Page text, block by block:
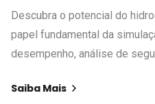
Descubra o potencial do
papel fundamental da
desempenho, análise de
Saiba Mais